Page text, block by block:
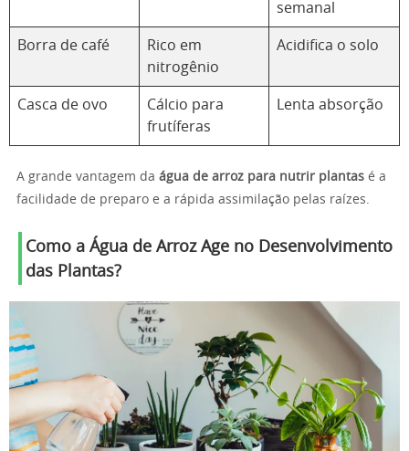
semanal
Borra de café
Rico em
nitrogênio
Acidifica o solo
Casca de ovo
Cálcio para
frutíferas
Lenta absorção
A grande vantagem da água de arroz para nutrir plantas é a
facilidade de preparo e a rápida assimilação pelas raízes.
Como a Água de Arroz Age no Desenvolvimento
das Plantas?